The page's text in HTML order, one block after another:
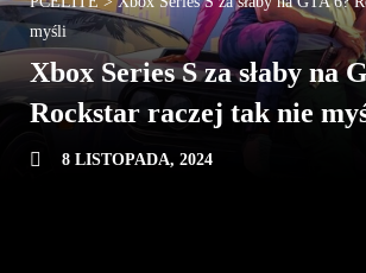
myśli
Xbox Series S za słaby na
Rockstar raczej tak nie
8 LISTOPADA, 2024